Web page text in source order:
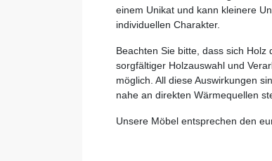
einem Unikat und kann kleinere
individuellen Charakter.
Beachten Sie bitte, dass sich
sorgfältiger Holzauswahl und
möglich. All diese Auswirkungen
nahe an direkten Wärmequellen
Unsere Möbel entsprechen den